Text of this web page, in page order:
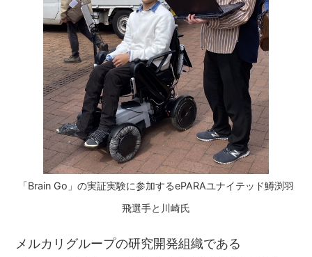
「Brain Go」の実証実験に参加するePARAユナイテッド鱒渕羽
飛選手と川崎氏
メルカリグループの研究開発組織である